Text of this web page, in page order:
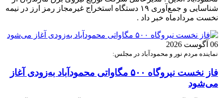
شناسایی و جمع‌آوری ۱۹ دستگاه استخراج غیرمجاز رمز ارز در نیمه
نخست مردادماه خبر داد .
06 آگوست 2026
نماینده مردم نور و محمودآباد در مجلس:
فاز نخست نیروگاه ۵۰۰ مگاواتی محمودآباد به‌زودی آغاز
می‌شود